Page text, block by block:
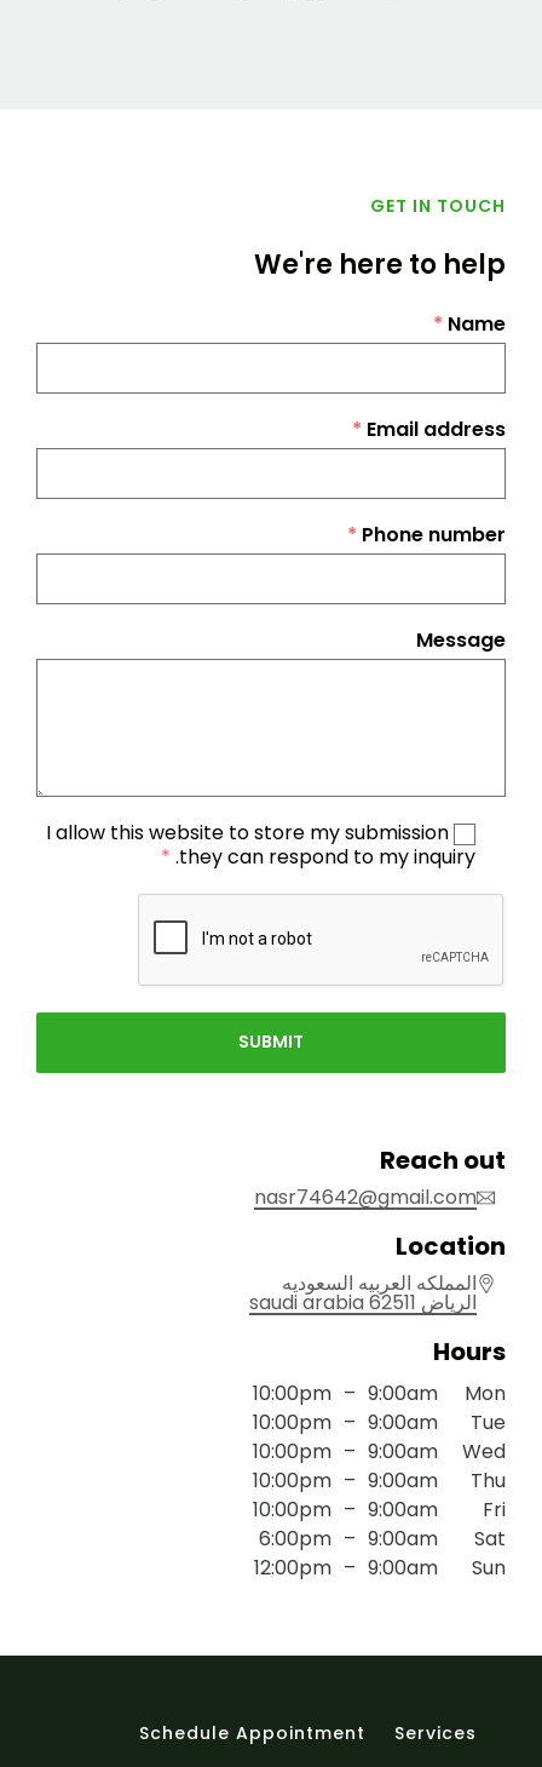
GET IN TOUCH
We're here to help
Name
*
Email address
*
Phone number
*
Message
I allow this website to store my submission so
they can respond to my inquiry.
*
SUBMIT
Reach out
nasr74642@gmail.com
Location
المملكه العربيه السعوديه
الرياض
Hours
Mon
9:00am
–
10:00pm
Tue
9:00am
–
10:00pm
Wed
9:00am
–
10:00pm
Thu
9:00am
–
10:00pm
Fri
9:00am
–
10:00pm
Sat
9:00am
–
6:00pm
Sun
9:00am
–
12:00pm
Services
Schedule Appointment